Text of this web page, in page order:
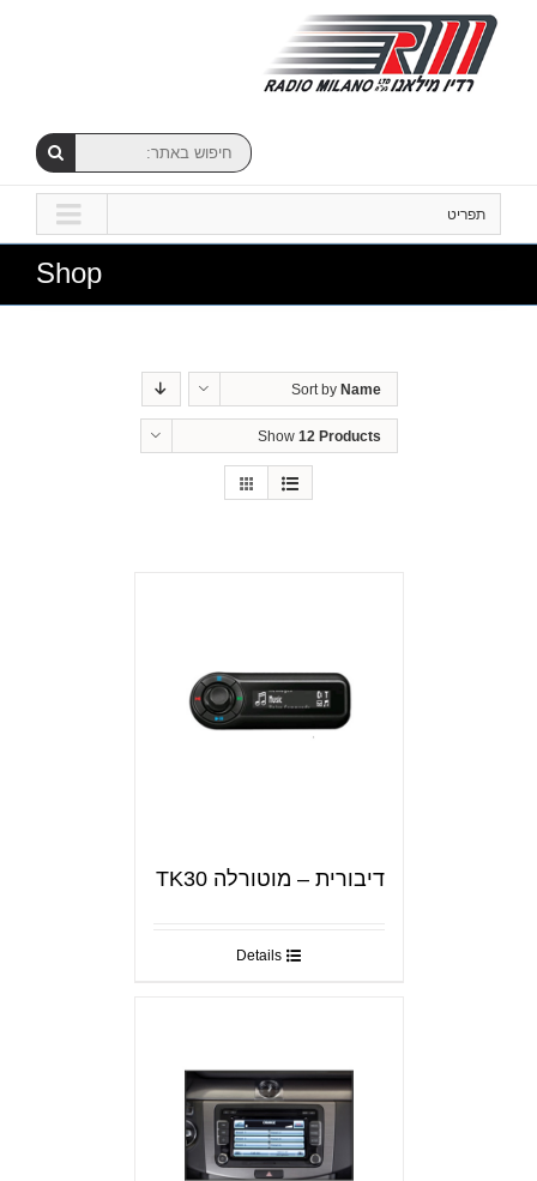
תפריט
Shop
Sort by Name
Show 12 Products
דיבורית – מוטורלה TK30
Details